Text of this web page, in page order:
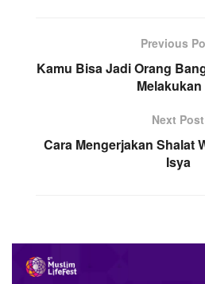
Previous
Kamu Bisa Jadi Orang
Melakukan
Next Post
Cara Mengerjakan Shalat
Isya